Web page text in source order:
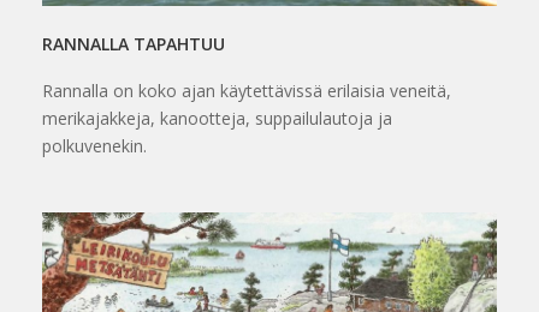
RANNALLA TAPAHTUU
Rannalla on koko ajan käytettävissä erilaisia veneitä,
merikajakkeja, kanootteja, suppailulautoja ja
polkuvenekin.